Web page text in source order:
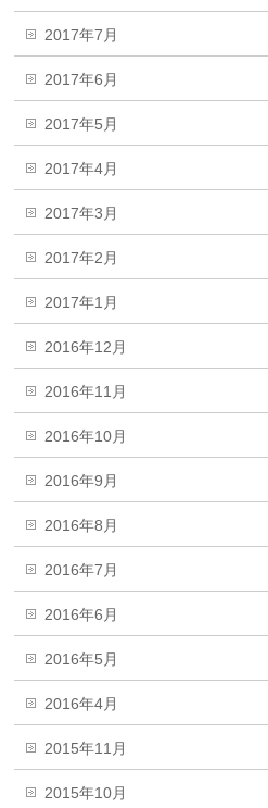
2017年7月
2017年6月
2017年5月
2017年4月
2017年3月
2017年2月
2017年1月
2016年12月
2016年11月
2016年10月
2016年9月
2016年8月
2016年7月
2016年6月
2016年5月
2016年4月
2015年11月
2015年10月